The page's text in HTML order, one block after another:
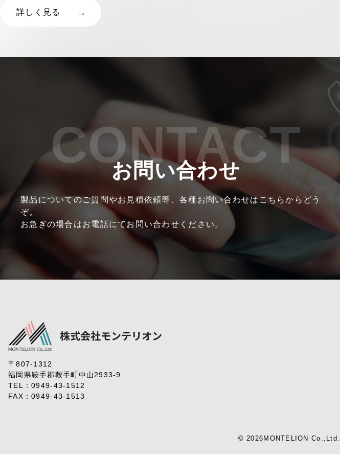
詳しく見る
CONTACT
お問い合わせ
製品についてのご質問やお見積依頼等、各種お問い合わせはこちらからどう
ぞ。
お急ぎの場合はお電話にてお問い合わせください。
〒807-1312
福岡県鞍手郡鞍手町中山2933-9
TEL：0949-43-1512
FAX：0949-43-1513
© 2026MONTELION Co.,Ltd.